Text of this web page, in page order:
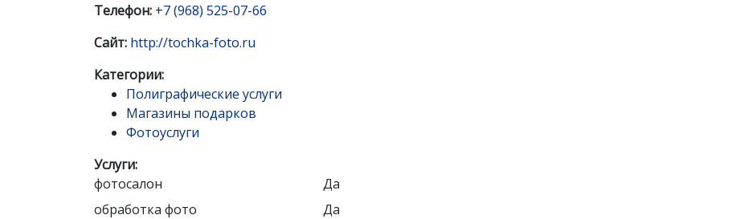
Телефон: +7 (968) 525-07-66
Сайт: http://tochka-foto.ru
Категории:
Полиграфические услуги
Магазины подарков
Фотоуслуги
Услуги:
фотосалон
Да
обработка фото
Да